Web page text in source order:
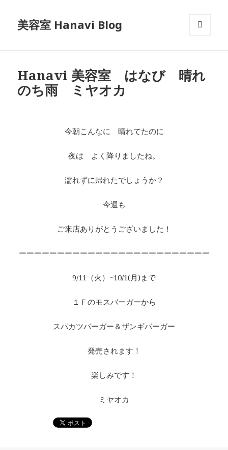
美容室 Hanavi Blog
Hanavi 美容室 はなび 晴れ
のち雨 ミヤオカ
今朝こんなに 晴れてたのに
夜は よく降りましたね。
濡れずに帰れたでしょうか？
今週も
ご来店ありがとうございました！
ーーーーーーーーーーーーーーーーーーーーーーーーー
9/11（火）~10/1(月)まで
１Ｆのモスバーガーから
スパカツバーガー＆ザンギバーガー
発売されます！
楽しみです！
ミヤオカ